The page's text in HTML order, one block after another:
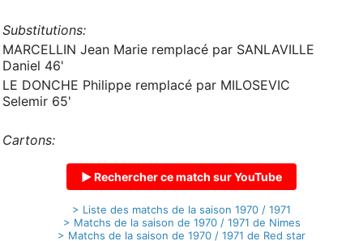
Substitutions:
MARCELLIN Jean Marie remplacé par SANLAVILLE
Daniel 46'
LE DONCHE Philippe remplacé par MILOSEVIC
Selemir 65'
Cartons:
▶ Rechercher ce match sur YouTube
> Liste des matchs de la saison 1970 / 1971
> Matchs de la saison de 1970 / 1971 de Nimes
> Matchs de la saison de 1970 / 1971 de Red star